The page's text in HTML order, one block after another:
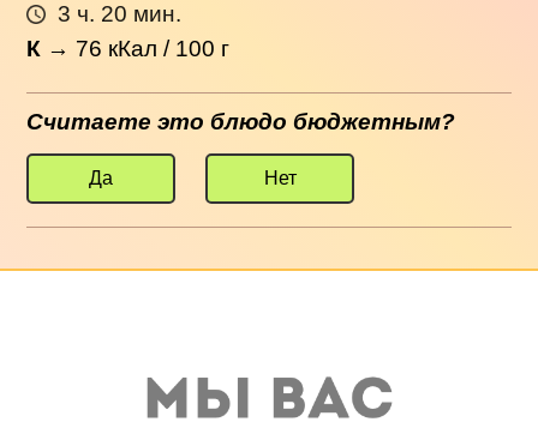
3 ч. 20 мин.
К → 76 кКал / 100 г
Считаете это блюдо бюджетным?
Да Нет